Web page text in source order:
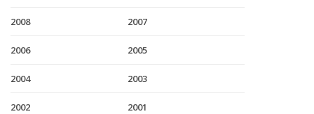
2008 2007
2006 2005
2004 2003
2002 2001